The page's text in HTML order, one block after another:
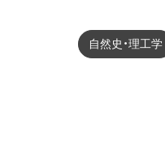
自然史・理工学